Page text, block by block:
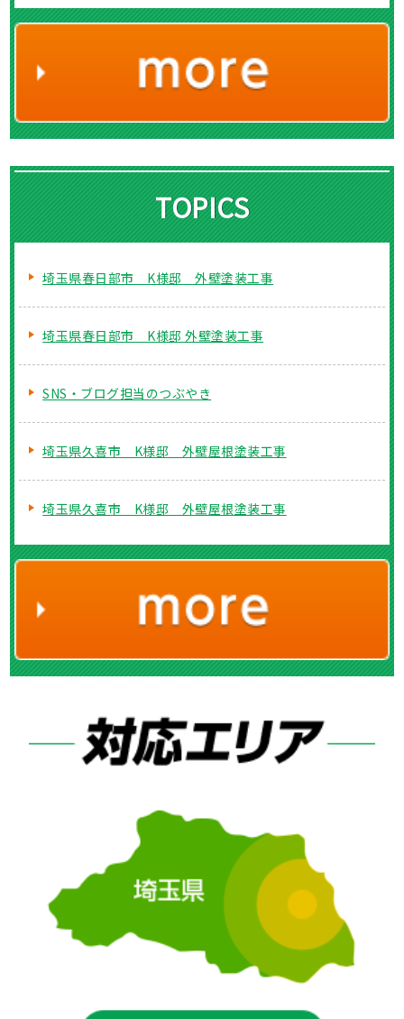
TOPICS
埼玉県春日部市 K様邸 外壁塗装工事
埼玉県春日部市 K様邸 外壁塗装工事
SNS・ブログ担当のつぶやき
埼玉県久喜市 K様邸 外壁屋根塗装工事
埼玉県久喜市 K様邸 外壁屋根塗装工事